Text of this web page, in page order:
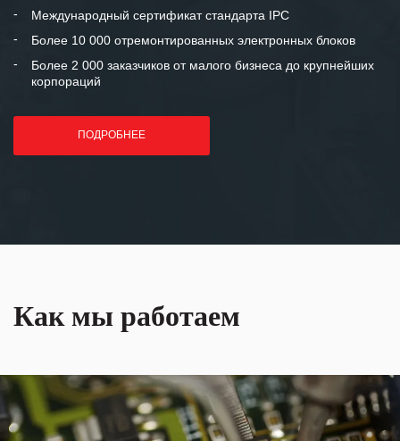
«Инженерной компании «555» долгих
лет успеха и процветания.
Международный сертификат стандарта IPC
Более 10 000 отремонтированных электронных блоков
Более 2 000 заказчиков от малого бизнеса до крупнейших
корпораций
ПОДРОБНЕЕ
Как мы работаем